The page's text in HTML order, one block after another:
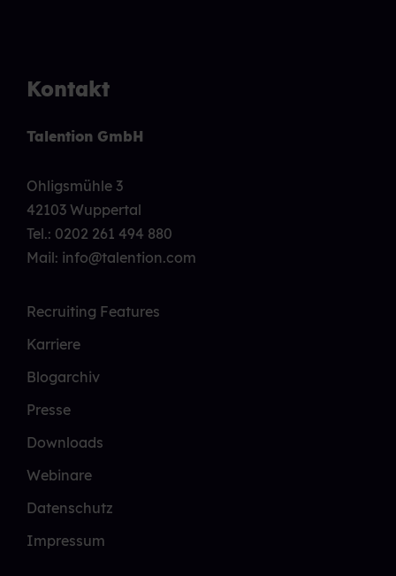
Kontakt
Talention GmbH
Ohligsmühle 3
42103 Wuppertal
Tel.: 0202 261 494 880
Mail: info@talention.com
Recruiting Features
Karriere
Blogarchiv
Presse
Downloads
Webinare
Datenschutz
Impressum